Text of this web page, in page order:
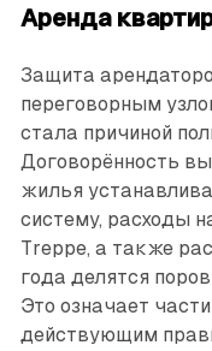
Аренда
Защита
переговорным
стала причиной
Договорённость
жилья
систему, расходы
Treppe, а также
года делятся
Это означает
действующим